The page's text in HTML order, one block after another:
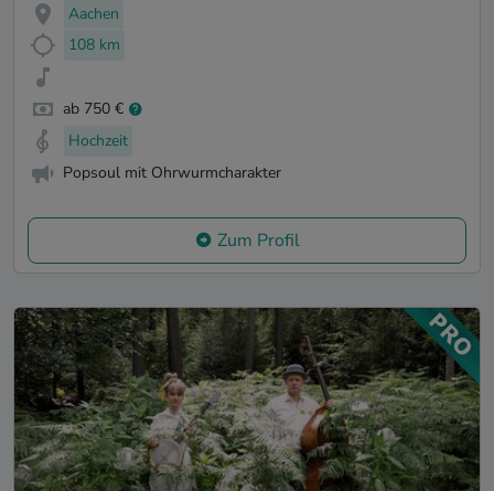
Aachen
108 km
ab 750 €
Hochzeit
Popsoul mit Ohrwurmcharakter
Zum Profil